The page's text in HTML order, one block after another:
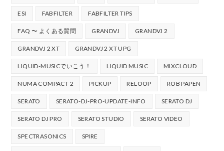
ESI FABFILTER FABFILTER TIPS
FAQ 〜 よくある質問 GRANDVJ GRANDVJ 2
GRANDVJ 2 XT GRANDVJ 2 XT UPG
LIQUID-MUSICでいこう！ LIQUID MUSIC MIXCLOUD
NUMA COMPACT 2 PICKUP RELOOP ROB PAPEN
SERATO SERATO-DJ-PRO-UPDATE-INFO SERATO DJ
SERATO DJ PRO SERATO STUDIO SERATO VIDEO
SPECTRASONICS SPIRE